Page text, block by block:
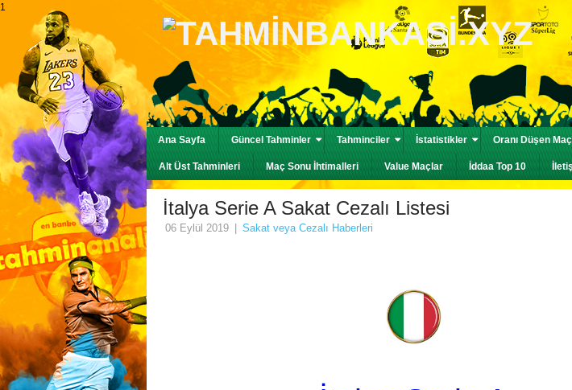
1
Ana Sayfa Güncel Tahminler Tahminciler İstatistikler Oranı Düşen
Alt Üst Tahminleri Maç Sonu İhtimalleri Value Maçlar İddaa Top 10
İtalya Serie A Sakat Cezalı Listesi
06 Eylül 2019 Sakat veya Cezalı Haberleri